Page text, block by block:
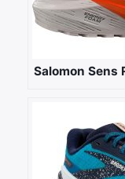
Salomon Sens